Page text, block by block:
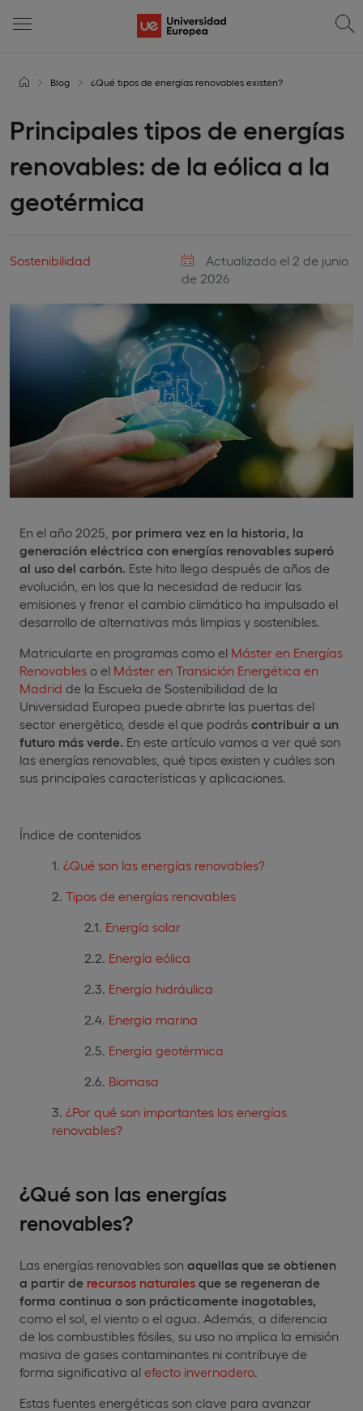
Blog ¿Qué tipos de energías renovables existen?
Principales tipos de energías
renovables: de la eólica a la
geotérmica
Sostenibilidad
Actualizado el 2 de junio
de 2026
En el año 2025, por primera vez en la historia, la
generación eléctrica con energías renovables superó
al uso del carbón. Este hito llega después de años de
evolución, en los que la necesidad de reducir las
emisiones y frenar el cambio climático ha impulsado el
desarrollo de alternativas más limpias y sostenibles.
Matricularte en programas como el Máster en Energías
Renovables o el Máster en Transición Energética en
Madrid de la Escuela de Sostenibilidad de la
Universidad Europea puede abrirte las puertas del
sector energético, desde el que podrás contribuir a un
futuro más verde. En este artículo vamos a ver qué son
las energías renovables, qué tipos existen y cuáles son
sus principales características y aplicaciones.
Índice de contenidos
¿Qué son las energías renovables?
Tipos de energías renovables
Energía solar
Energía eólica
Energía hidráulica
Energía marina
Energía geotérmica
Biomasa
¿Por qué son importantes las energías
renovables?
¿Qué son las energías
renovables?
Las energías renovables son aquellas que se obtienen
a partir de recursos naturales que se regeneran de
forma continua o son prácticamente inagotables,
como el sol, el viento o el agua. Además, a diferencia
de los combustibles fósiles, su uso no implica la emisión
masiva de gases contaminantes ni contribuye de
forma significativa al efecto invernadero
Estas fuentes energéticas son clave para avanzar